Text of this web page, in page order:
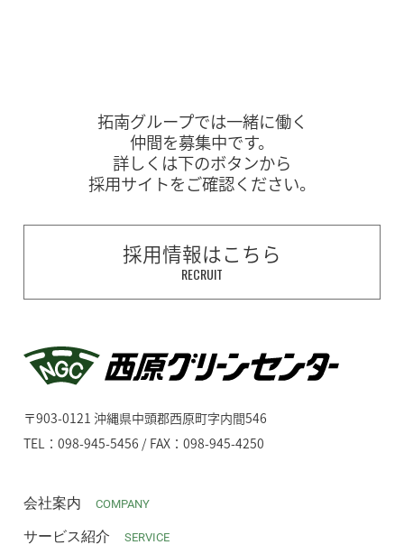
拓南グループでは一緒に働く
仲間を募集中です。
詳しくは下のボタンから
採用サイトをご確認ください。
採用情報はこちら
RECRUIT
〒903-0121 沖縄県中頭郡西原町字内間546
TEL：098-945-5456 / FAX：098-945-4250
会社案内 COMPANY
サービス紹介 SERVICE